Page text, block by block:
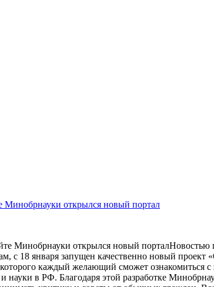
Минобрнауки открылся новый портал
Новостью
с 18 января запущен качественно новый
каждый желающий сможет ознакомиться
и науки в РФ. Благодаря этой разработке